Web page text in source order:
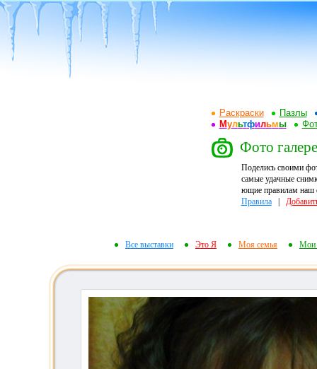
Раскраски
Пазлы
Мультфильмы
Фото
Поделись своими
самые удачные
ющие правилам наш
Правила|
Все выставки Это Я Моя семья Мои